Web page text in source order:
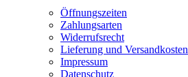
Öffnungszeiten
Zahlungsarten
Widerrufsrecht
Lieferung und Versandkosten
Impressum
Datenschutz